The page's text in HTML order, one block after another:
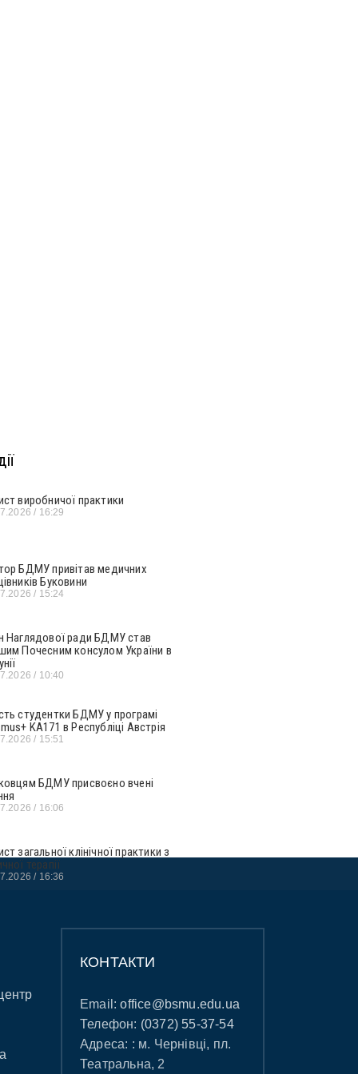
виробничої практики
16:29
БДМУ привітав медичних
Буковини
15:24
Наглядової ради БДМУ став
Почесним консулом України в
10:40
студентки БДМУ у програмі
KA171 в Республіці Австрія
15:51
БДМУ присвоєно вчені
16:06
загальної клінічної практики з
терапії
16:36
КОНТАКТИ
Email:office@bsmu.edu.ua
Телефон: (0372) 55-37-54
Адреса: : м. Чернівці, пл.
Театральна, 2